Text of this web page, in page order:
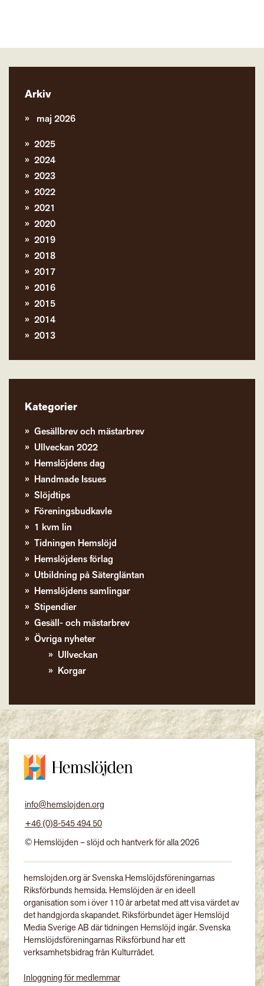
Arkiv
maj 2026
2025
2024
2023
2022
2021
2020
2019
2018
2017
2016
2015
2014
2013
Kategorier
Gesällbrev och mästarbrev
Ullveckan 2022
Hemslöjdens dag
Handmade Issues
Slöjdtips
Föreningsbudkavle
1 kvm lin
Tidningen Hemslöjd
Hemslöjdens förlag
Utbildning på Sätergläntan
Hemslöjdens samlingar
Stipendier
Gesäll- och mästarbrev
Övriga nyheter
Ullveckan
Korgar
info@hemslojden.org
+46 (0)8-545 494 50
© Hemslöjden – slöjd och hantverk för alla 2026
hemslojden.org är Svenska Hemslöjdsföreningarnas
Riksförbunds hemsida. Hemslöjden är en ideell
organisation som i över 110 år arbetat med att visa värdet av
det handgjorda skapandet. Riksförbundet äger Hemslöjd
Media Sverige AB där tidningen Hemslöjd ingår. Svenska
Hemslöjdsföreningarnas Riksförbund har ett
verksamhetsbidrag från Kulturrådet.
Inloggning för medlemmar